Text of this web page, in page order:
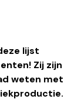
lijst
Zij zijn
weten met